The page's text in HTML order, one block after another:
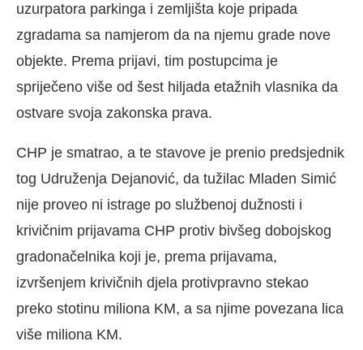
uzurpatora parkinga i zemljišta koje pripada
zgradama sa namjerom da na njemu grade nove
objekte. Prema prijavi, tim postupcima je
spriječeno više od šest hiljada etažnih vlasnika da
ostvare svoja zakonska prava.
CHP je smatrao, a te stavove je prenio predsjednik
tog Udruženja Dejanović, da tužilac Mladen Simić
nije proveo ni istrage po službenoj dužnosti i
krivičnim prijavama CHP protiv bivšeg dobojskog
gradonačelnika koji je, prema prijavama,
izvršenjem krivičnih djela protivpravno stekao
preko stotinu miliona KM, a sa njime povezana lica
više miliona KM.